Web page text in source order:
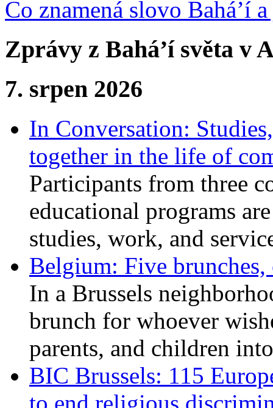
Co znamená slovo Bahá’í
Zprávy z Bahá’í světa v
7. srpen 2026
In Conversation:
together in the life of
Participants from three
educational programs
studies, work, and
Belgium: Five
In a Brussels
brunch for whoever
parents, and children
BIC Brussels: 115